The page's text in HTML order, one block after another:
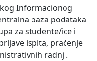
Informacionog
baza podataka
za studente/ice i
ispita, praćenje
radnji.